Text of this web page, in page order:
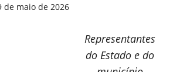
de maio de 2026
Representantes
do Estado e do